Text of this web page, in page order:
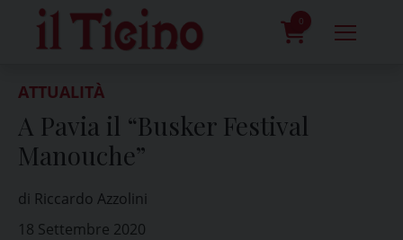
content
0
ATTUALITÀ
A Pavia il “Busker Festival
Manouche”
di Riccardo Azzolini
18 Settembre 2020